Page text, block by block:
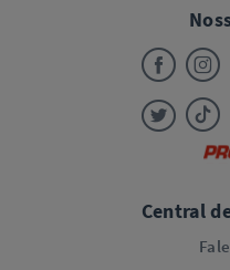
Central